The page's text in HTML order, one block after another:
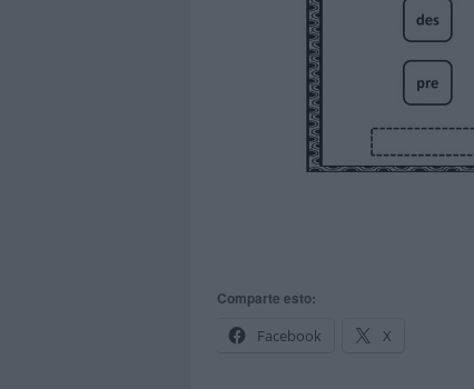
Comparte esto:
Facebook
X